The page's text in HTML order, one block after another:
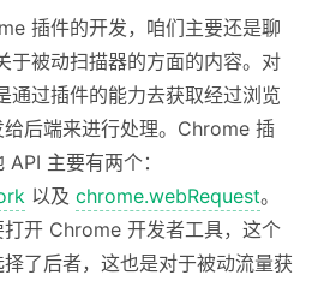
插件的开发，咱们主要还是聊
于被动扫描器的方面的内容。对
通过插件的能力去获取经过浏览
后端来进行处理。Chrome 插
主要有两个：
以及 chrome.webRequest。
开 Chrome 开发者工具，这个
了后者，这也是对于被动流量获